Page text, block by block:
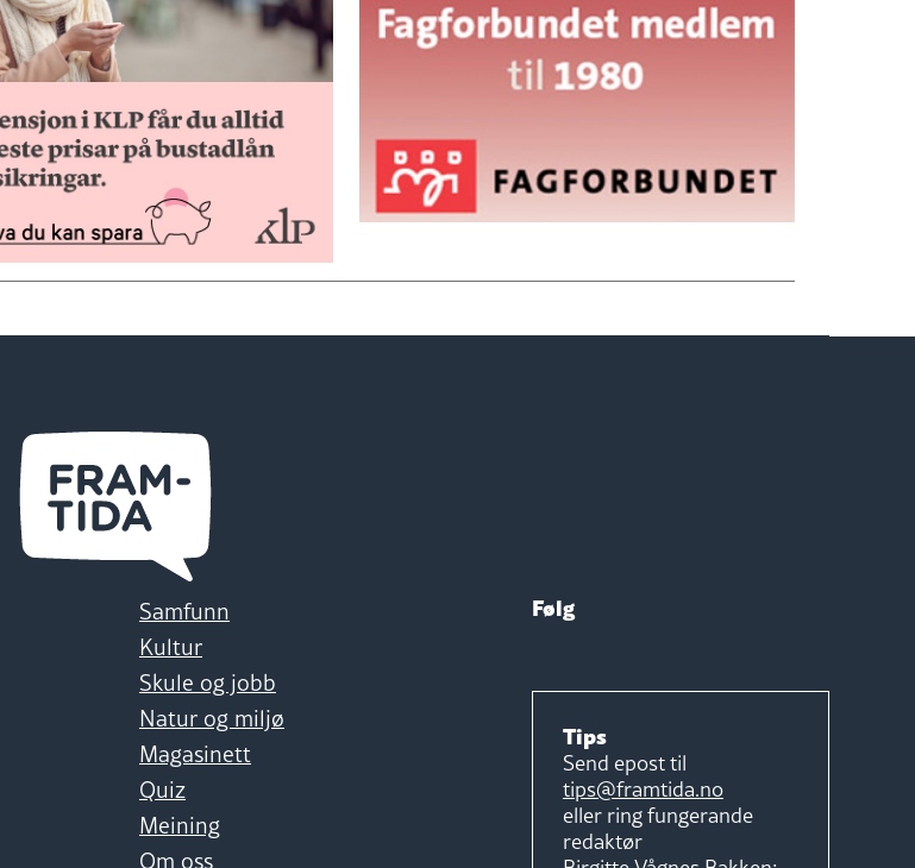
Samfunn
Kultur
Skule og jobb
Natur og miljø
Magasinett
Quiz
Meining
Om oss
Følg
Tips
Send epost til
tips@framtida.no
eller ring fungerande
redaktør